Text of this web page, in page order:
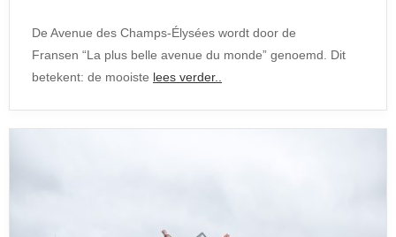
De Avenue des Champs-Élysées wordt door de
Fransen “La plus belle avenue du monde” genoemd. Dit
betekent: de mooiste lees verder..